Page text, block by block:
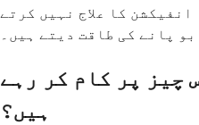
کا علاج نہیں کرتے
پانے کی طاقت دیتے ہیں۔
چیز پر کام کر رہے
ہیں؟